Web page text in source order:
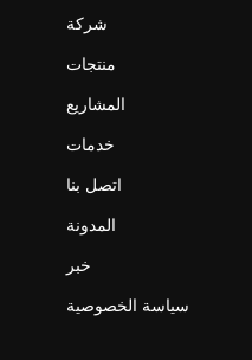
شركة
منتجات
المشاريع
خدمات
اتصل بنا
المدونة
خبر
سياسة الخصوصية